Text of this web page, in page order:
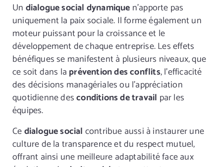
Un dialogue social dynamique n’apporte pas
uniquement la paix sociale. Il forme également un
moteur puissant pour la croissance et le
développement de chaque entreprise. Les effets
bénéfiques se manifestent à plusieurs niveaux, que
ce soit dans la prévention des conflits, l’efficacité
des décisions managériales ou l’appréciation
quotidienne desconditions de travail par les
équipes.
Cedialogue social contribue aussi à instaurer une
culture de la transparence et du respect mutuel,
offrant ainsi une meilleure adaptabilité face aux